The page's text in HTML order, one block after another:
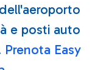
e posti auto
Prenota Easy